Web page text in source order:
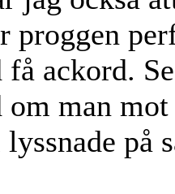
proggen
få ackord.
om man
lyssnade på